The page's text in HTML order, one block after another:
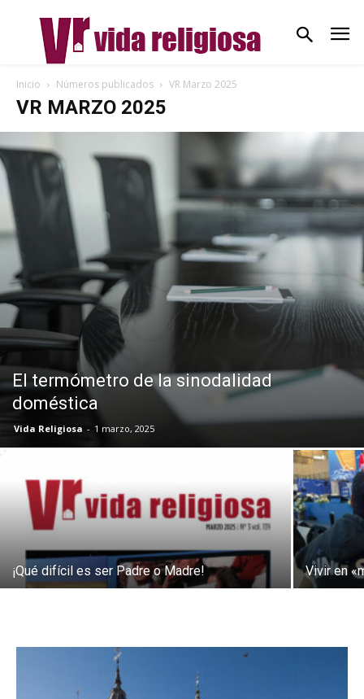
Inicio Números publicados VR Marzo 2025
VR MARZO 2025
El termómetro de la sinodalidad
doméstica
Vida Religiosa - 1 marzo, 2025
¡Qué difícil es ser Padre o Madre! Vivir en